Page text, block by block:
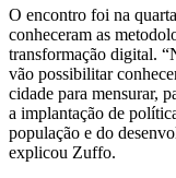
O encontro foi na
conheceram as
transformação digital.
vão possibilitar
cidade para mensurar,
a implantação de
população e do
explicou Zuffo.